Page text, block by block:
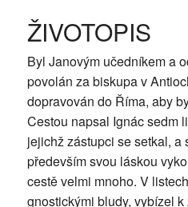
ŽIVOTOPIS
Byl Janovým učedníkem a
povolán za biskupa v
dopravován do Říma, aby
Cestou napsal Ignác sedm
jejichž zástupci se setkal, a
především svou láskou
cestě velmi mnoho. V
gnostickými bludy, vybízel